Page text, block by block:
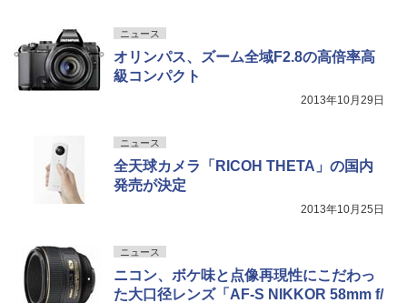
ニュース
オリンパス、ズーム全域F2.8の高倍率高
級コンパクト
2013年10月29日
ニュース
全天球カメラ「RICOH THETA」の国内
発売が決定
2013年10月25日
ニュース
ニコン、ボケ味と点像再現性にこだわっ
た大口径レンズ「AF-S NIKKOR 58mm f/